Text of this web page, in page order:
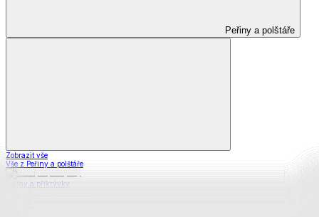
Peřiny a polštáře
Zobrazit vše
Vše z Peřiny a polštáře
Peřiny a přikrývky